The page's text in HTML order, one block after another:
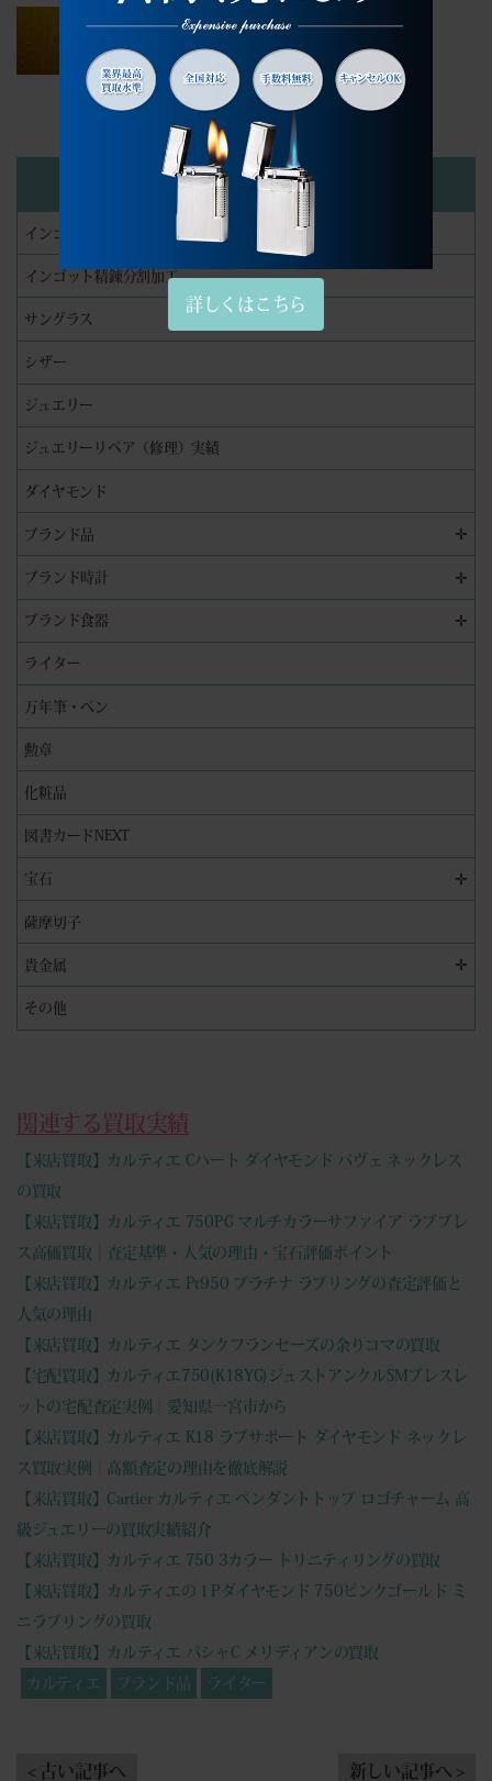
カテゴリー
インゴット
インゴット精錬分割加工
サングラス
シザー
ジュエリー
ジュエリーリペア（修理）実績
ダイヤモンド
ブランド品 ✛
ブランド時計 ✛
ブランド食器 ✛
ライター
万年筆・ペン
勲章
化粧品
図書カードNEXT
宝石 ✛
薩摩切子
貴金属 ✛
その他
関連する買取実績
【来店買取】カルティエ Cハート ダイヤモンド パヴェ ネックレス
の買取
【来店買取】カルティエ 750PG マルチカラーサファイア ラブブレ
ス高価買取｜査定基準・人気の理由・宝石評価ポイント
【来店買取】カルティエ Pt950 プラチナ ラブリングの査定評価と
人気の理由
【来店買取】カルティエ タンクフランセーズの余りコマの買取
【宅配買取】カルティエ750(K18YG)ジュストアンクルSMブレスレ
ットの宅配査定実例｜愛知県一宮市から
【来店買取】カルティエ K18 ラブサポート ダイヤモンド ネックレ
ス買取実例｜高額査定の理由を徹底解説
【来店買取】Cartier カルティエ ペンダントトップ ロゴチャーム 高
級ジュエリーの買取実績紹介
【来店買取】カルティエ 750 3カラー トリニティリングの買取
【来店買取】カルティエの１Pダイヤモンド 750ピンクゴールド ミ
ニラブリングの買取
【来店買取】カルティエ パシャC メリディアンの買取
カルティエ
ブランド品 ライター
< 古い記事へ 新しい記事へ >
詳しくはこちら